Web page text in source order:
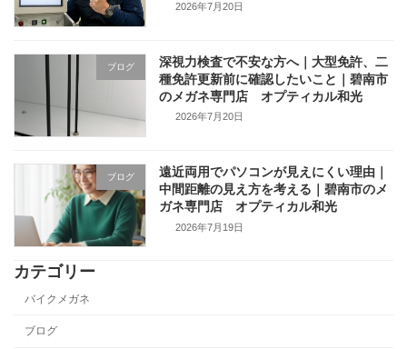
2026年7月20日
ブログ
深視力検査で不安な方へ｜大型免許、二
種免許更新前に確認したいこと｜碧南市
のメガネ専門店 オプティカル和光
2026年7月20日
ブログ
遠近両用でパソコンが見えにくい理由｜
中間距離の見え方を考える｜碧南市のメ
ガネ専門店 オプティカル和光
2026年7月19日
カテゴリー
バイクメガネ
ブログ